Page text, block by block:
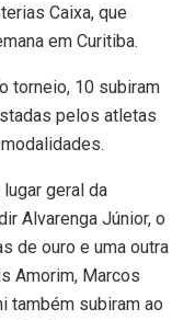
Caixa, que
em Curitiba.
torneio, 10 subiram
pelos atletas
geral da
Alvarenga Júnior, o
de ouro e uma outra
Amorim, Marcos
também subiram ao